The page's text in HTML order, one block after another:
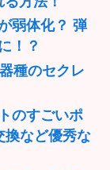
弱体化？ 弾
！？
種のセクレ
のすごいポ
換など優秀な